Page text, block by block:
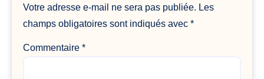
Votre adresse e-mail ne sera pas publiée. Les
champs obligatoires sont indiqués avec*
Commentaire*